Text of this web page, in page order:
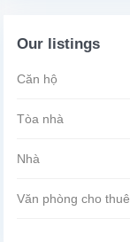
Our listings
Căn hộ
Tòa nhà
Nhà
Văn phòng cho thuê